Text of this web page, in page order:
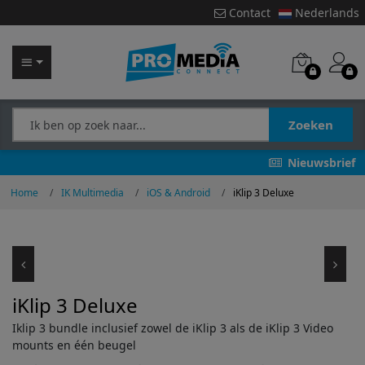
Contact Nederlands
Zoeken
Nieuwsbrief
Home IK Multimedia iOS & Android iKlip 3 Deluxe
iKlip 3 Deluxe
Iklip 3 bundle inclusief zowel de iKlip 3 als de iKlip 3 Video
mounts en één beugel